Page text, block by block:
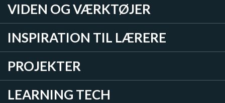
VIDEN OG VÆRKTØJER
INSPIRATION TIL LÆRERE
PROJEKTER
LEARNING TECH